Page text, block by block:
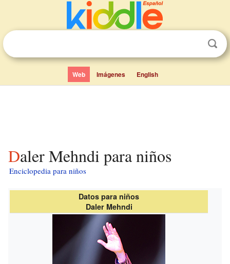
Web Imágenes English
Daler Mehndi para niños
Enciclopedia para niños
Datos para niños
Daler Mehndi